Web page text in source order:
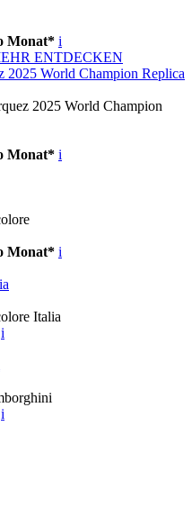
Monat* i
ENTDECKEN
2025 World Champion Replica
2025 World Champion
Monat* i
Monat* i
Italia
i
i